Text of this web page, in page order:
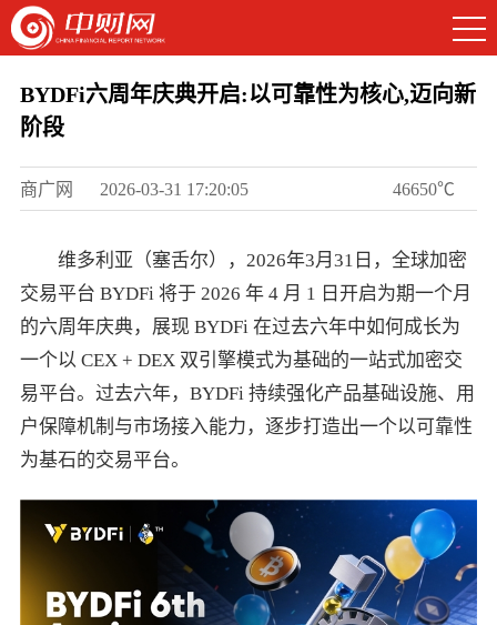
BYDFi六周年庆典开启:以可靠性为核心,迈向新
阶段
商广网 2026-03-31 17:20:05 46650℃
维多利亚（塞舌尔），2026年3月31日，全球加密
交易平台 BYDFi 将于 2026 年 4 月 1 日开启为期一个月
的六周年庆典，展现 BYDFi 在过去六年中如何成长为
一个以 CEX + DEX 双引擎模式为基础的一站式加密交
易平台。过去六年，BYDFi 持续强化产品基础设施、用
户保障机制与市场接入能力，逐步打造出一个以可靠性
为基石的交易平台。